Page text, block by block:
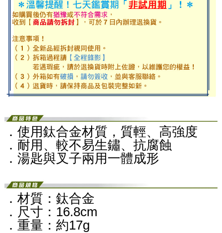
．使用鈦合金材質，質輕、高強度
．耐用、較不易生鏽、抗腐蝕
．湯匙與叉子兩用一體成形
．材質：鈦合金
．尺寸：16.8cm
．重量：約17g